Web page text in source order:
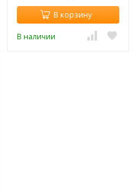
В корзину
В наличии